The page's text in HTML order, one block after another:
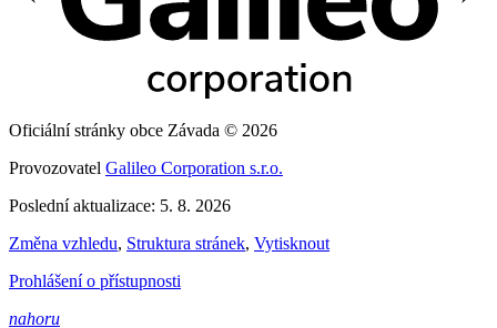
Oficiální stránky obce Závada © 2026
Provozovatel Galileo Corporation s.r.o.
Poslední aktualizace: 5. 8. 2026
Změna vzhledu, Struktura stránek, Vytisknout
Prohlášení o přístupnosti
nahoru